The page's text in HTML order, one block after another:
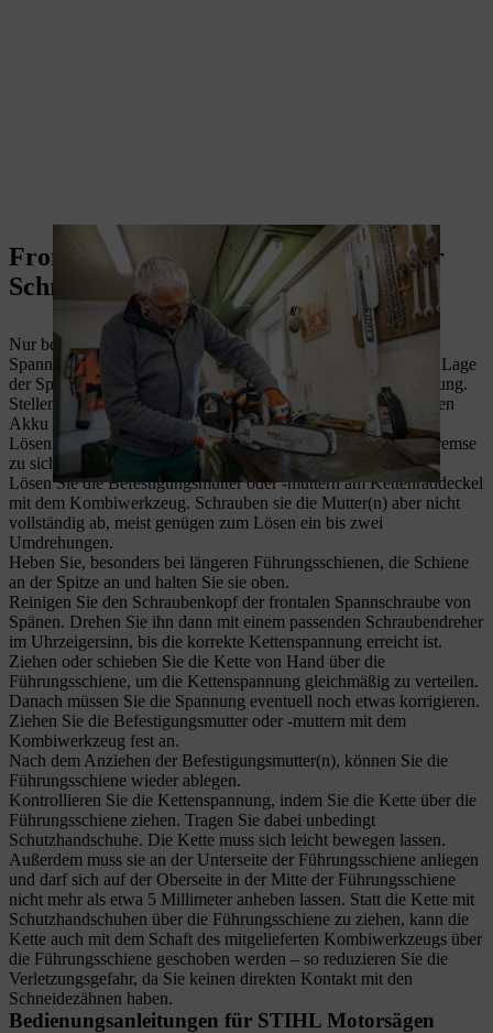
Frontale Kettenspannung – Schritt für
Schritt erklärt
Nur bei wenigen STIHL Motorsägen wird die frontale
Spannvorrichtung verbaut. Die Vorgehensweise ist bis auf die Lage
der Spanneinrichtung identisch mit der seitlichen Kettenspannung.
Stellen Sie den Motor ab. Demontieren Sie bei Akkugeräten den
Akku und ziehen Sie bei Elektrogeräten den Netzstecker.
Lösen Sie die Kettenbremse, indem Sie den Griff der Kettenbremse
zu sich ziehen.
Lösen Sie die Befestigungsmutter oder -muttern am Kettenraddeckel
mit dem Kombiwerkzeug. Schrauben sie die Mutter(n) aber nicht
vollständig ab, meist genügen zum Lösen ein bis zwei
Umdrehungen.
Heben Sie, besonders bei längeren Führungsschienen, die Schiene
an der Spitze an und halten Sie sie oben.
Reinigen Sie den Schraubenkopf der frontalen Spannschraube von
Spänen. Drehen Sie ihn dann mit einem passenden Schraubendreher
im Uhrzeigersinn, bis die korrekte Kettenspannung erreicht ist.
Ziehen oder schieben Sie die Kette von Hand über die
Führungsschiene, um die Kettenspannung gleichmäßig zu verteilen.
Danach müssen Sie die Spannung eventuell noch etwas korrigieren.
Ziehen Sie die Befestigungsmutter oder -muttern mit dem
Kombiwerkzeug fest an.
Nach dem Anziehen der Befestigungsmutter(n), können Sie die
Führungsschiene wieder ablegen.
Kontrollieren Sie die Kettenspannung, indem Sie die Kette über die
Führungsschiene ziehen. Tragen Sie dabei unbedingt
Schutzhandschuhe. Die Kette muss sich leicht bewegen lassen.
Außerdem muss sie an der Unterseite der Führungsschiene anliegen
und darf sich auf der Oberseite in der Mitte der Führungsschiene
nicht mehr als etwa 5 Millimeter anheben lassen. Statt die Kette mit
Schutzhandschuhen über die Führungsschiene zu ziehen, kann die
Kette auch mit dem Schaft des mitgelieferten Kombiwerkzeugs über
die Führungsschiene geschoben werden – so reduzieren Sie die
Verletzungsgefahr, da Sie keinen direkten Kontakt mit den
Schneidezähnen haben.
Bedienungsanleitungen für STIHL Motorsägen